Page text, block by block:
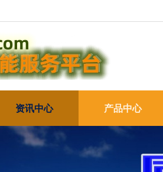
资讯中心 产品中心